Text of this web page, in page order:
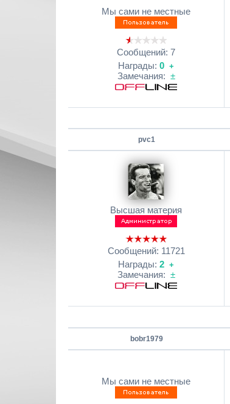
Мы сами не местные
Сообщений: 7
Награды: 0 +
Замечания: ±
pvc1
Высшая материя
Сообщений: 11721
Награды: 2 +
Замечания: ±
bobr1979
Мы сами не местные